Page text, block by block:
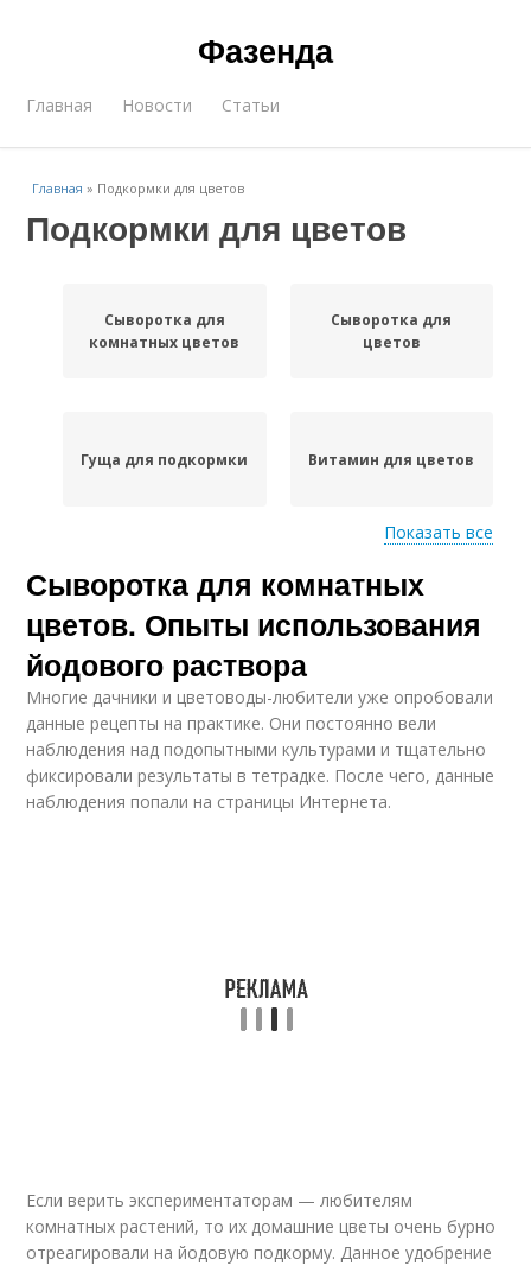
Фазенда
Главная Новости Статьи
Главная » Подкормки для цветов
Подкормки для цветов
Сыворотка для
комнатных цветов
Сыворотка для
цветов
Гуща для подкормки Витамин для цветов
Удобрение для
комнатных цветов
Кислота для цветов
Показать все
Сыворотка для комнатных
цветов. Опыты использования
йодового раствора
Многие дачники и цветоводы-любители уже опробовали
данные рецепты на практике. Они постоянно вели
наблюдения над подопытными культурами и тщательно
фиксировали результаты в тетрадке. После чего, данные
наблюдения попали на страницы Интернета.
Если верить экспериментаторам — любителям
комнатных растений, то их домашние цветы очень бурно
отреагировали на йодовую подкорму. Данное удобрение